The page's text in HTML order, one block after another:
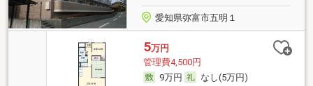
愛知県弥富市五明１
5万円
管理費4,500円
9万円
なし(5万円)